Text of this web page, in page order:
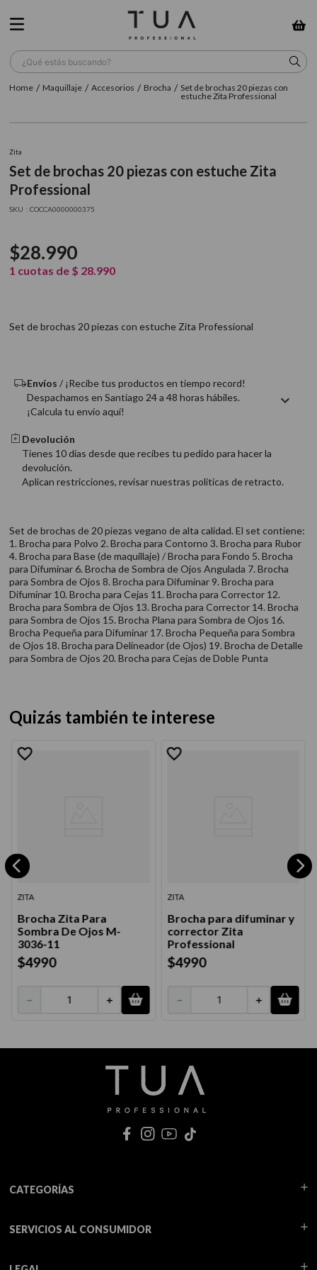
¿Qué estás buscando?
Maquillaje Accesorios Brocha
Set de brochas 20 piezas con
estuche Zita Professional
Zita
Set de brochas 20 piezas con estuche Zita
Professional
: COCCA0000000375
$28.990
1 cuotas de $ 28.990
Set de brochas 20 piezas con estuche Zita Professional
Envíos / ¡Recibe tus productos en tiempo record!
Despachamos en Santiago 24 a 48 horas hábiles.
¡Calcula tu envío aquí!
Devolución
Tienes 10 días desde que recibes tu pedido para hacer la
devolución.
Aplican restricciones, revisar nuestras politicas de retracto.
Set de brochas de 20 piezas vegano de alta calidad. El set contiene:
1. Brocha para Polvo 2. Brocha para Contorno 3. Brocha para Rubor
4. Brocha para Base (de maquillaje) / Brocha para Fondo 5. Brocha
para Difuminar 6. Brocha de Sombra de Ojos Angulada 7. Brocha
para Sombra de Ojos 8. Brocha para Difuminar 9. Brocha para
Difuminar 10. Brocha para Cejas 11. Brocha para Corrector 12.
Brocha para Sombra de Ojos 13. Brocha para Corrector 14. Brocha
para Sombra de Ojos 15. Brocha Plana para Sombra de Ojos 16.
Brocha Pequeña para Difuminar 17. Brocha Pequeña para Sombra
de Ojos 18. Brocha para Delineador (de Ojos) 19. Brocha de Detalle
para Sombra de Ojos 20. Brocha para Cejas de Doble Punta
Quizás también te interese
ZITA
Brocha Zita Para
Sombra De Ojos M-
3036-11
$4990
＋
－
ZITA
Brocha para difuminar y
corrector Zita
Professional
$4990
＋
－
CATEGORÍAS
SERVICIOS AL CONSUMIDOR
TÉRMINOS MÁS BUSCADOS
3. farmavita
6. gama
7. secador
9. acondicionador